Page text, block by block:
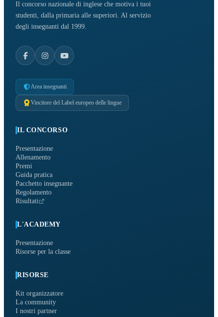
Il concorso nazionale di inglese che motiva i tuoi
studenti, dalla primaria alle superiori. Al servizio
degli insegnanti dal 1999.
Area insegnanti
Vincitore del Label europeo delle lingue
IL CONCORSO
Presentazione
Allenamento
Premi
Guida pratica
Pacchetto insegnante
Regolamento
Risultati
L'ACADEMY
Presentazione
Risorse per la classe
RISORSE
Kit organizzatore
La community
I nostri partner